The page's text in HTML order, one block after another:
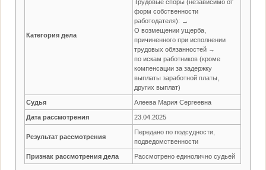
Категория дела
Трудовые споры (независимо от
форм собственности
работодателя): →
О возмещении ущерба,
причиненного при исполнении
трудовых обязанностей →
по искам работников (кроме
компенсации за задержку
выплаты заработной платы,
других выплат)
Судья Алеева Мария Сергеевна
Дата рассмотрения 23.04.2025
Результат рассмотрения
Передано по подсудности,
подведомственности
Признак рассмотрения дела Рассмотрено единолично судьей